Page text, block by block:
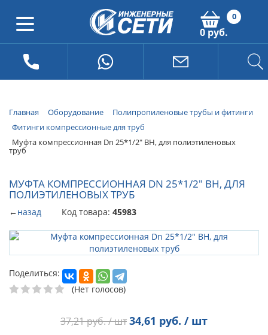
0
0 руб.
Главная Оборудование
Полипропиленовые трубы и фитинги
Фитинги компрессионные для труб
Муфта компрессионная Dn 25*1/2" ВН, для полиэтиленовых
труб
МУФТА КОМПРЕССИОННАЯ DN 25*1/2" ВН, ДЛЯ
ПОЛИЭТИЛЕНОВЫХ ТРУБ
←назад Код товара: 45983
Поделиться:
(Нет голосов)
37,21руб. / шт34,61 руб. / шт